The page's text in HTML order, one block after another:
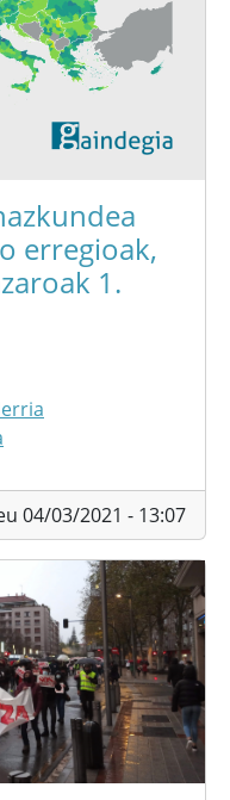
erregioak,
1.
04/03/2021 - 13:07